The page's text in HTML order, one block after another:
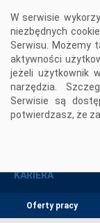
W serwisie
niezbędnych
Serwisu. Możemy
aktywności
jeżeli użytkownik
narzędzia.
Serwisie są
potwierdzasz, że
IT
KARIERA
Oferty pracy